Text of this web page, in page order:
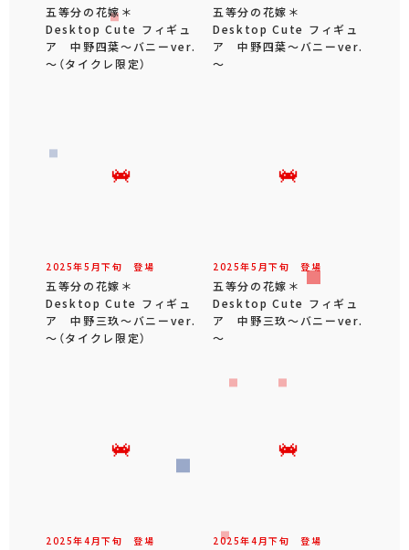
五等分の花嫁＊
Desktop Cute フィギュ
ア 中野四葉～バニーver.
～（タイクレ限定）
五等分の花嫁＊
Desktop Cute フィギュ
ア 中野四葉～バニーver.
～
2025年5 月下旬 登場
五等分の花嫁＊
Desktop Cute フィギュ
ア 中野三玖～バニーver.
～（タイクレ限定）
2025年5 月下旬 登場
五等分の花嫁＊
Desktop Cute フィギュ
ア 中野三玖～バニーver.
～
2025年4 月下旬 登場 2025年4 月下旬 登場